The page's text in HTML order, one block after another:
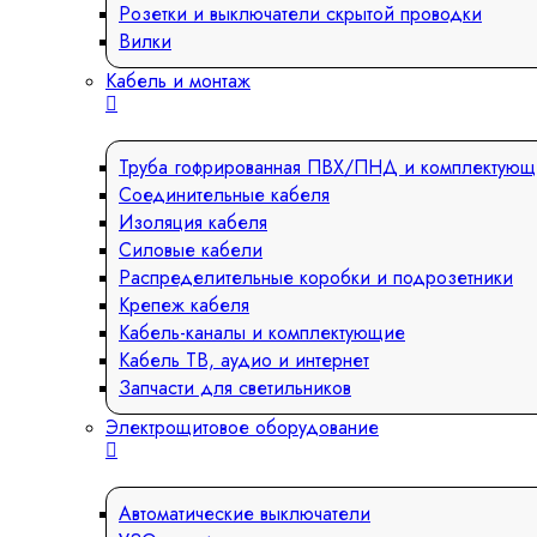
Розетки и выключатели скрытой проводки
Вилки
Кабель и монтаж
Труба гофрированная ПВХ/ПНД и
Соединительные кабеля
Изоляция кабеля
Силовые кабели
Распределительные коробки и подрозетники
Крепеж кабеля
Кабель-каналы и комплектующие
Кабель ТВ, аудио и интернет
Запчасти для светильников
Электрощитовое оборудование
Автоматические выключатели